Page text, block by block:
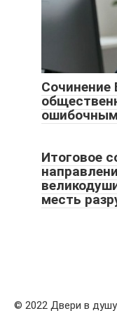
Сочинение
Итоговое
месть
© 2022 Двери в душу